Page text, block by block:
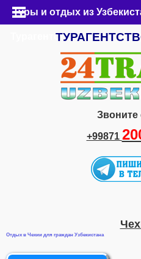
Туры и отдых из
Турагентство Ташкента |
Звоните
+99871
Отдых в Чехии для граждан Узбекистана